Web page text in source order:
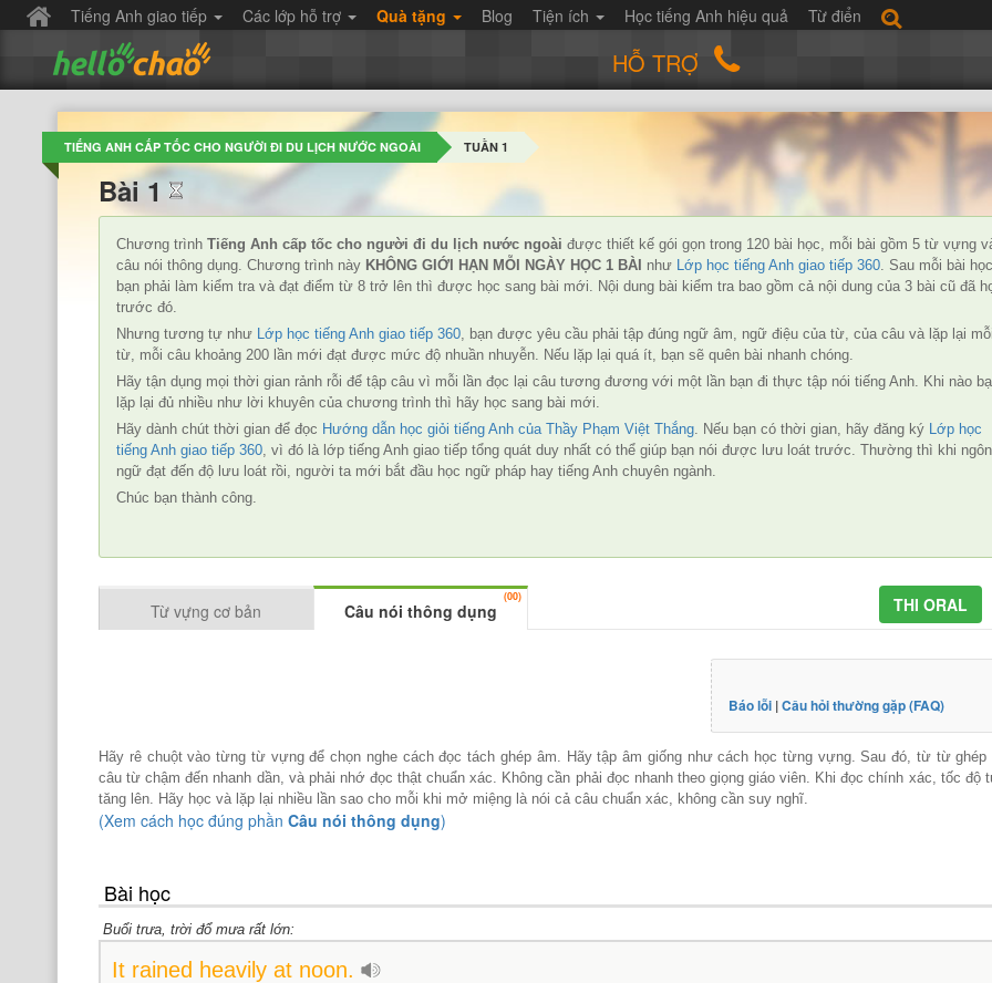
Tiếng Anh giao tiếp Các lớp hỗ trợ Quà tặng Blog Tiện ích Học tiếng Anh hiệu quả Từ điển
HỖ TRỢ
TIẾNG ANH CẤP TỐC CHO NGƯỜI ĐI DU LỊCH NƯỚC NGOÀI TUẦN 1
Bài 1
Chương trìnhTiếng Anh cấp tốc cho người đi du l ịch nước ngoàiđược thiết kế gói gọn trong 120 bài học, mỗi bài gồm 5 từ vựng
câu nói thông dụng. Chương trình này KHÔNG GIỚI HẠN MỖI NGÀY HỌC 1 BÀI như Lớp học tiếng Anh giao tiếp 360. Sau mỗi bài
bạn phải làm kiểm tra và đạt điểm từ 8 trở lên thì được học sang bài mới. Nội dung bài kiểm tra bao gồm cả nội dung của 3 bài cũ đã
trước đó.
Nhưng tương tự như Lớp học tiếng Anh giao tiếp 360, bạn được yêu cầu phải tập đúng ngữ âm, ngữ điệu của từ, của câu và lặp lại
từ, mỗi câu khoảng 200 lần mới đạt được mức độ nhuần nhuyễn. Nếu lặp lại quá ít, bạn sẽ quên bài nhanh chóng.
Hãy tận dụng mọi thời gian rảnh rỗi để tập câu vì mỗi lần đọc lại câu tương đương với một lần bạn đi thực tập nói tiếng Anh. Khi nào
lặp lại đủ nhiều như lời khuyên của chương trình thì hãy học sang bài mới.
Hãy dành chút thời gian để đọc Hướng dẫn học giỏi tiếng Anh của Thầy Phạm Việt Thắng. Nếu bạn có thời gian, hãy đăng ký Lớp học
tiếng Anh giao tiếp 360, vì đó là lớp tiếng Anh giao tiếp tổng quát duy nhất có thể giúp bạn nói được lưu loát trước. Thường thì khi ngôn
ngữ đạt đến độ lưu loát rồi, người ta mới bắt đầu học ngữ pháp hay tiếng Anh chuyên ngành.
Chúc bạn thành công.
Từ vựng cơ bản Câu nói thông dụng
(00) THI ORAL
Báo lỗi |Câu hỏi thường gặp (FAQ)
Hãy rê chuột vào từng từ vựng để chọn nghe cách đọc tách ghép âm. Hãy tập âm giống như cách học từng vựng. Sau đó, từ từ ghép
câu từ chậm đến nhanh dần, và phải nhớ đọc thật chuẩn xác. Không cần phải đọc nhanh theo giọng giáo viên. Khi đọc chính xác, tốc độ
tăng lên. Hãy học và lặp lại nhiều lần sao cho mỗi khi mở miệng là nói cả câu chuẩn xác, không cần suy nghĩ.
(Xem cách học đúng phầnCâu nói thông dụng)
Bài học
Buổi trưa, trời đổ mưa rất lớn:
It rained heavily at noon.